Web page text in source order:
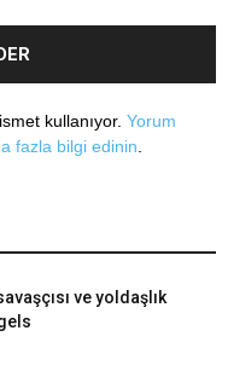
kullanıyor. Yorum
fazla bilgi edinin
ve yoldaşlık